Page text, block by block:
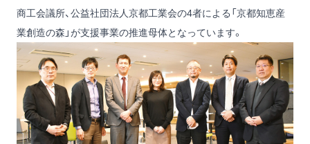
商工会議所、公益社団法人京都工業会の4者による「京都知恵産
業創造の森」が支援事業の推進母体となっています。